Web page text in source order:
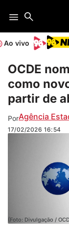
Ao vivo
OCDE
como
partir de
PorAgência
17/02/2026 16:54
(Foto: Divulgação /